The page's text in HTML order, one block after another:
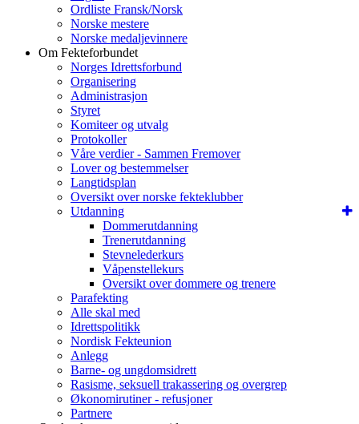
Ordliste Fransk/Norsk
Norske mestere
Norske medaljevinnere
Om Fekteforbundet
Norges Idrettsforbund
Organisering
Administrasjon
Styret
Komiteer og utvalg
Protokoller
Våre verdier - Sammen Fremover
Lover og bestemmelser
Langtidsplan
Oversikt over norske fekteklubber
Utdanning
Dommerutdanning
Trenerutdanning
Stevnelederkurs
Våpenstellekurs
Oversikt over dommere og trenere
Parafekting
Alle skal med
Idrettspolitikk
Nordisk Fekteunion
Anlegg
Barne- og ungdomsidrett
Rasisme, seksuell trakassering og overgrep
Økonomirutiner - refusjoner
Partnere